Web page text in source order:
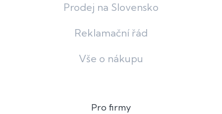
Prodej na Slovensko
Reklamační řád
Vše o nákupu
Pro firmy